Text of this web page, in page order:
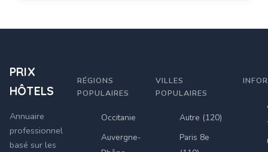
PRIX
HÔTELS
Annuaire
professionnel
basé sur les
RÉGIONS
POPULAIRES
Occitanie
Auvergne-
VILLES
POPULAIRES
Autre (120)
Paris 8e